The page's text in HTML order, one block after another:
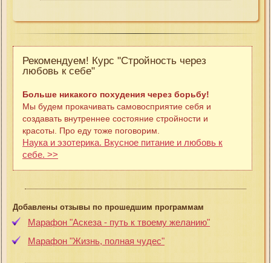
Рекомендуем! Курс "Стройность через
любовь к себе"
Больше никакого похудения через борьбу!
Мы будем прокачивать самовосприятие себя и
создавать внутреннее состояние стройности и
красоты. Про еду тоже поговорим.
Наука и эзотерика. Вкусное питание и любовь к
себе. >>
Добавлены отзывы по прошедшим программам
Марафон "Аскеза - путь к твоему желанию"
Марафон "Жизнь, полная чудес"